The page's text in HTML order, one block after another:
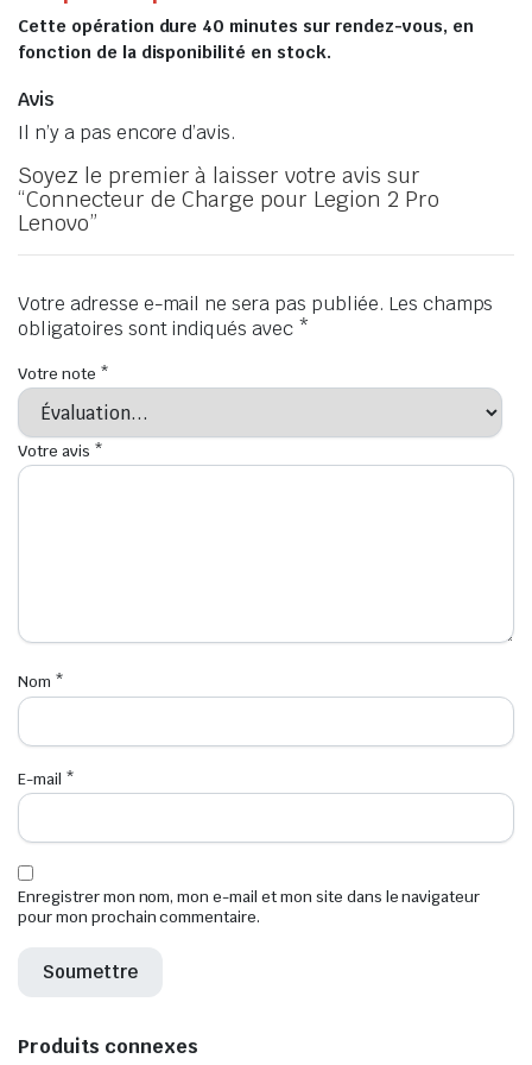
Cette opération dure 40 minutes sur rendez-vous, en
fonction de la disponibilité en stock.
Avis
Il n’y a pas encore d’avis.
Soyez le premier à laisser votre avis sur
“Connecteur de Charge pour Legion 2 Pro
Lenovo”
Votre adresse e-mail ne sera pas publiée. Les champs
obligatoires sont indiqués avec *
Votre note *
Votre avis *
Nom *
E-mail *
Enregistrer mon nom, mon e-mail et mon site dans le navigateur
pour mon prochain commentaire.
Produits connexes